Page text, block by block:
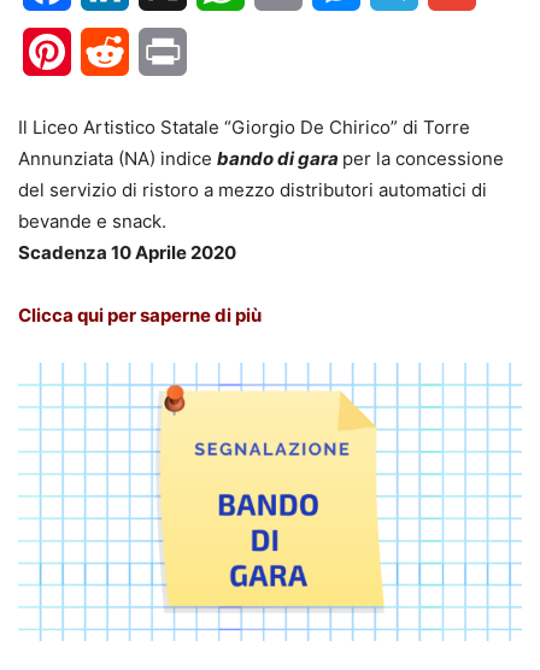
PinterestReddit
Il Liceo Artistico Statale “Giorgio De Chirico” di Torre
Annunziata (NA) indice bando di gara per la concessione
del servizio di ristoro a mezzo distributori automatici di
bevande e snack.
Scadenza 10 Aprile 2020
Clicca qui per saperne di più